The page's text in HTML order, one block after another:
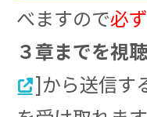
べますので必
３章までを視
]から送信す